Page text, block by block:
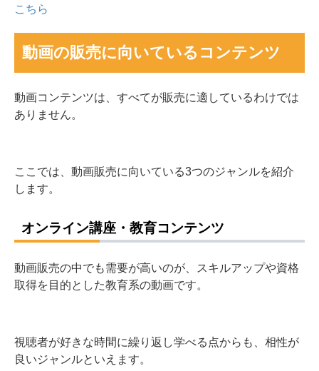
こちら
動画の販売に向いているコンテンツ
動画コンテンツは、すべてが販売に適しているわけでは
ありません。
ここでは、動画販売に向いている3つのジャンルを紹介
します。
オンライン講座・教育コンテンツ
動画販売の中でも需要が高いのが、スキルアップや資格
取得を目的とした教育系の動画です。
視聴者が好きな時間に繰り返し学べる点からも、相性が
良いジャンルといえます。